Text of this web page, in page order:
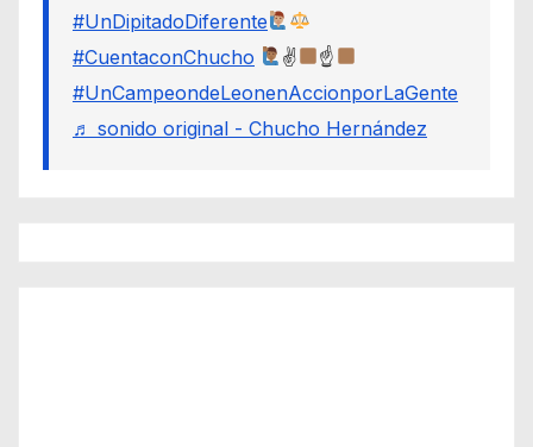
#UnDipitadoDiferente
#CuentaconChucho
✌
☝
#UnCampeondeLeonenAccionporLaGente
♬ sonido original - Chucho Hernández